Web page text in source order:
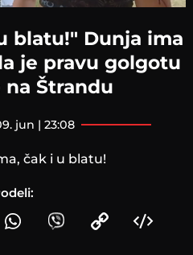
blatu!" Dunja ima
je pravu golgotu
na Štrandu
jun | 23:08
čak i u blatu!